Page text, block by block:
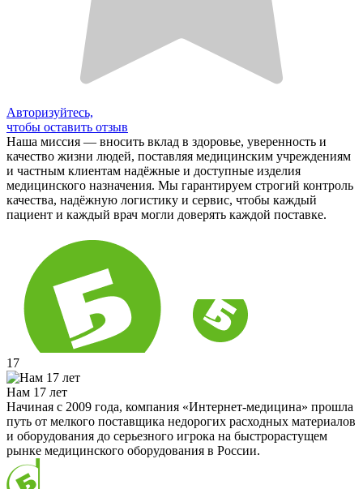
Авторизуйтесь,
чтобы оставить отзыв
Наша миссия — вносить вклад в здоровье, уверенность и
качество жизни людей, поставляя медицинским учреждениям
и частным клиентам надёжные и доступные изделия
медицинского назначения. Мы гарантируем строгий контроль
качества, надёжную логистику и сервис, чтобы каждый
пациент и каждый врач могли доверять каждой поставке.
17
Нам 17 лет
Начиная с 2009 года, компания «Интернет-медицина» прошла
путь от мелкого поставщика недорогих расходных материалов
и оборудования до серьезного игрока на быстрорастущем
рынке медицинского оборудования в России.